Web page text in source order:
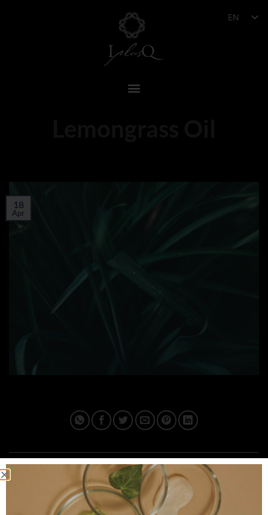
EN
18
Apr
This entry was posted in . Bookmark thepermalink.
IPLUSQ_ADMAIN